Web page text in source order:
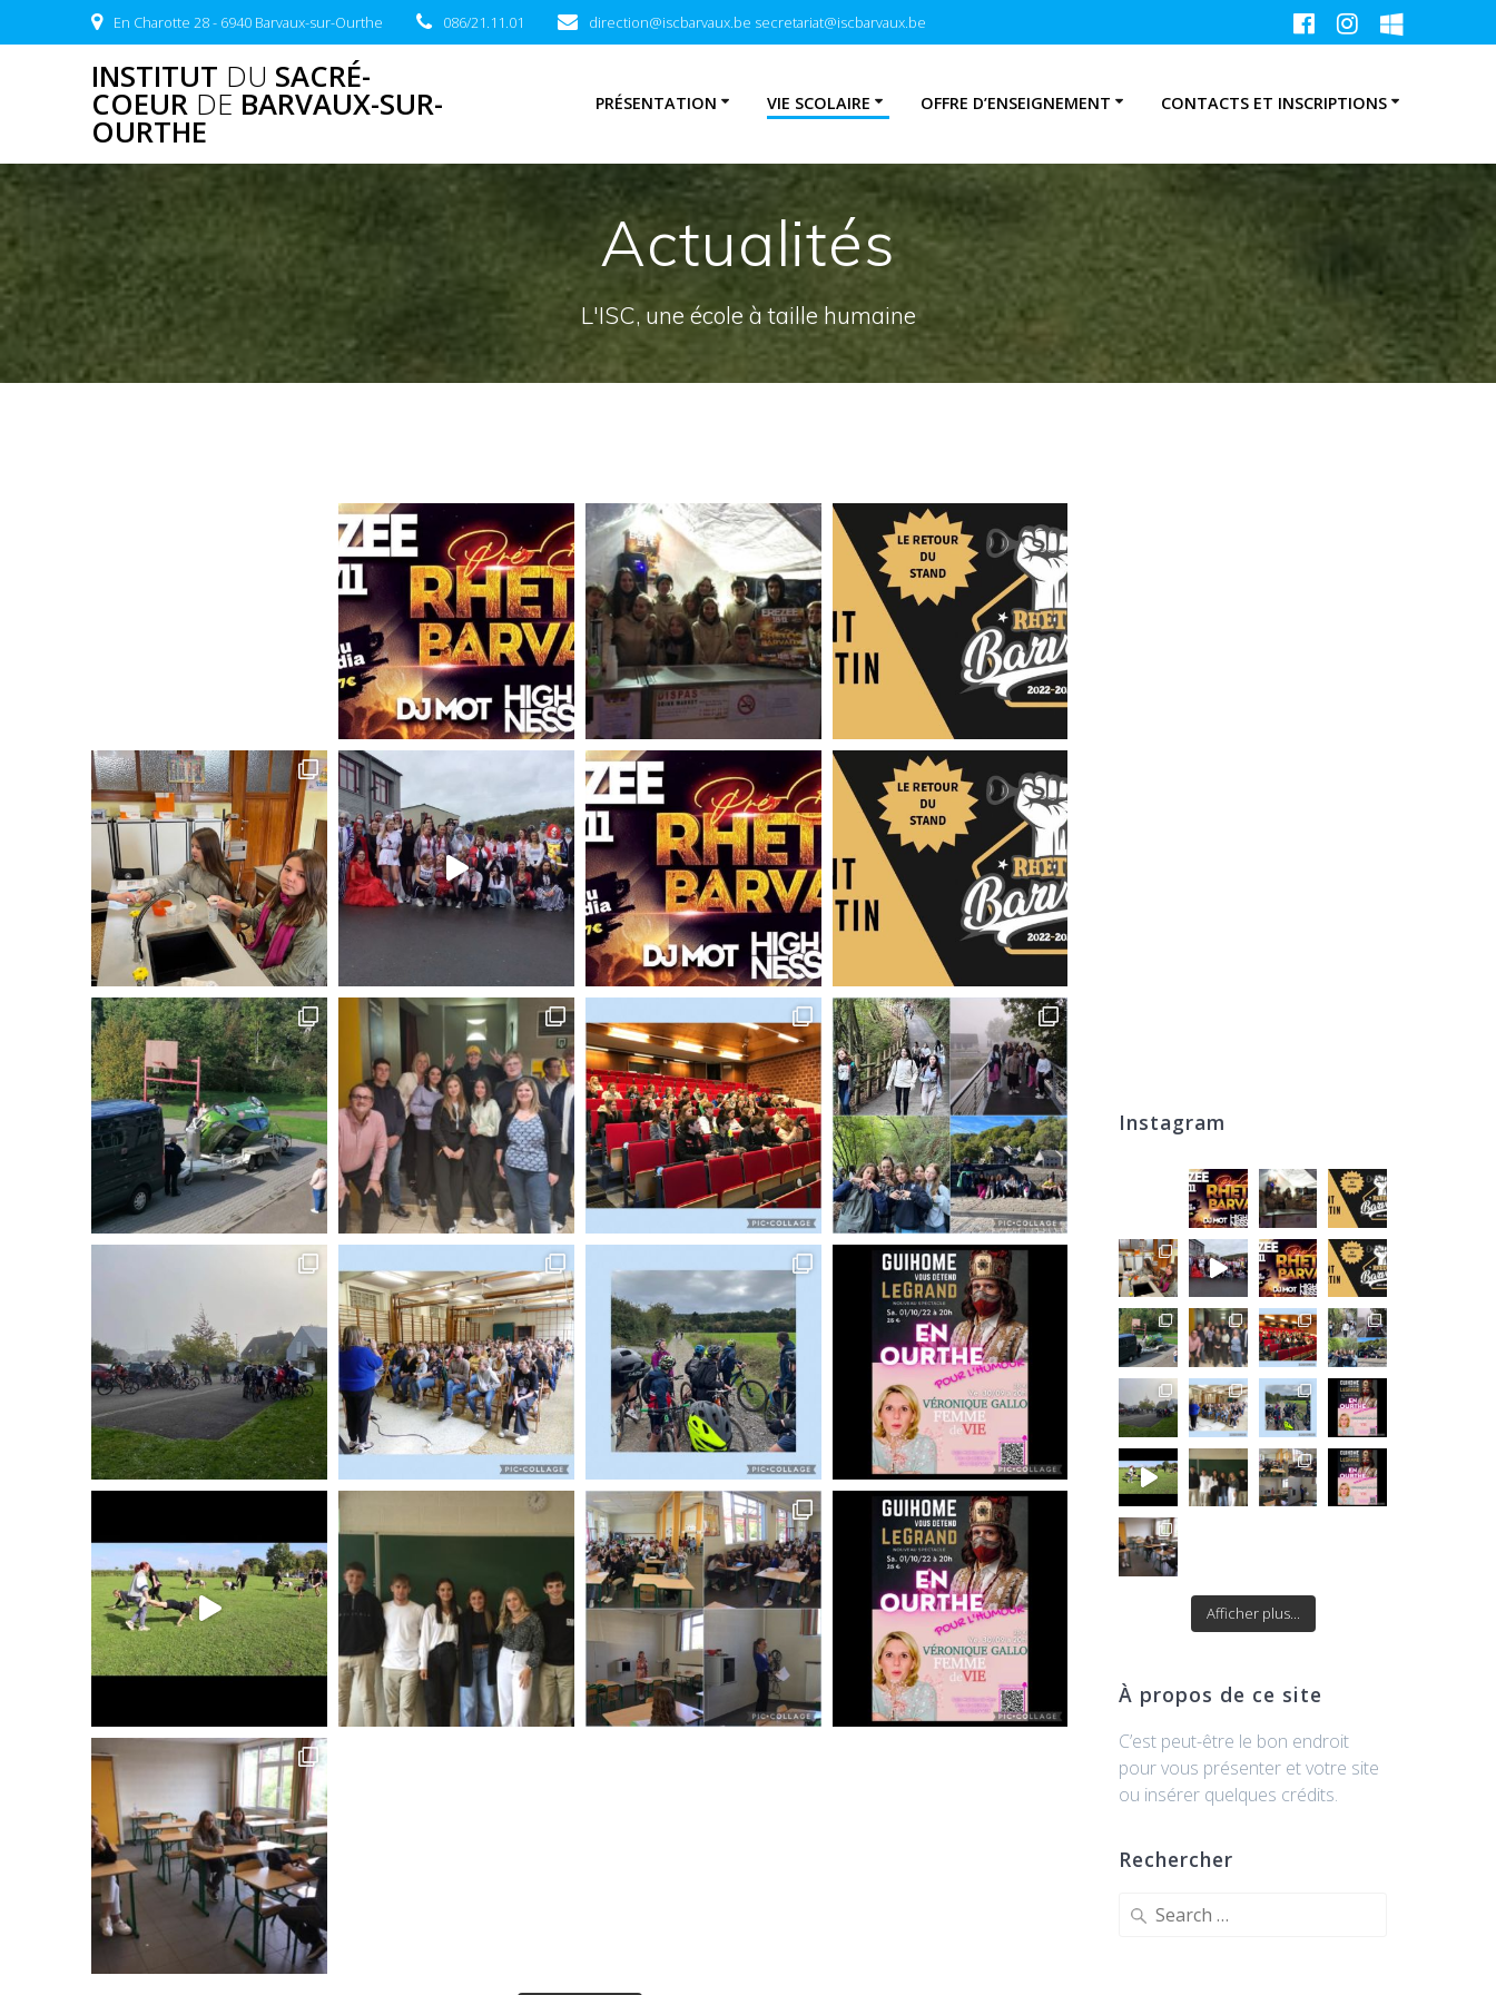
to
En Charotte 28 - 6940 Barvaux-sur-Ourthe 086/21.11.01 direction@iscbarvaux.be secretariat@iscbarvaux.be
INSTITUT DU SACRÉ-
COEUR DE BARVAUX-SUR-
OURTHE
PRÉSENTATION VIE SCOLAIRE OFFRE D’ENSEIGNEMENT CONTACTS ET INSCRIPTIONS
Actualités
L'ISC, une école à taille humaine
Instagram
Afficher plus...
À propos de ce site
C’est peut-être le bon endroit
pour vous présenter et votre site
ou insérer quelques crédits.
Rechercher
Search
for: